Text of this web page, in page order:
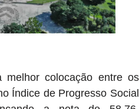
melhor colocação entre os
Índice de Progresso Social